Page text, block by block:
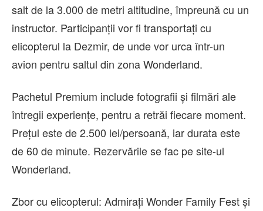
salt de la 3.000 de metri altitudine, împreună cu un
instructor. Participanții vor fi transportați cu
elicopterul la Dezmir, de unde vor urca într-un
avion pentru saltul din zona Wonderland.
Pachetul Premium include fotografii și filmări ale
întregii experiențe, pentru a retrăi fiecare moment.
Prețul este de 2.500 lei/persoană, iar durata este
de 60 de minute. Rezervările se fac pe site-ul
Wonderland.
Zbor cu elicopterul: Admirați Wonder Family Fest și